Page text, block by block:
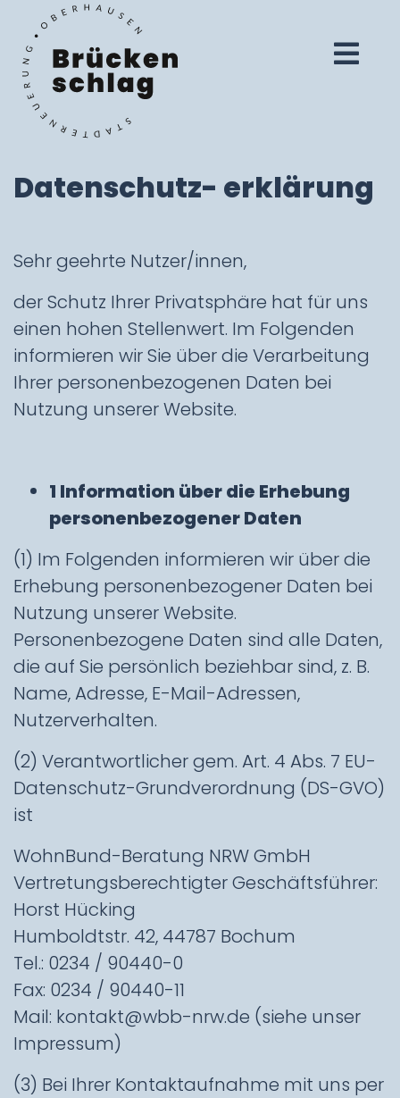
Datenschutz- erklärung
Sehr geehrte Nutzer/innen,
der Schutz Ihrer Privatsphäre hat für uns
einen hohen Stellenwert. Im Folgenden
informieren wir Sie über die Verarbeitung
Ihrer personenbezogenen Daten bei
Nutzung unserer Website.
1 Information über die Erhebung
personenbezogener Daten
(1) Im Folgenden informieren wir über die
Erhebung personenbezogener Daten bei
Nutzung unserer Website.
Personenbezogene Daten sind alle Daten,
die auf Sie persönlich beziehbar sind, z. B.
Name, Adresse, E-Mail-Adressen,
Nutzerverhalten.
(2) Verantwortlicher gem. Art. 4 Abs. 7 EU-
Datenschutz-Grundverordnung (DS-GVO)
ist
WohnBund-Beratung NRW GmbH
Vertretungsberechtigter Geschäftsführer:
Horst Hücking
Humboldtstr. 42, 44787 Bochum
Tel.: 0234 / 90440-0
Fax: 0234 / 90440-11
Mail: kontakt@wbb-nrw.de (siehe unser
Impressum)
(3) Bei Ihrer Kontaktaufnahme mit uns per